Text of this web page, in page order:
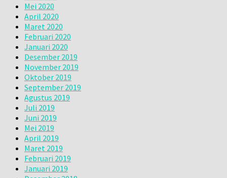
Mei 2020
April 2020
Maret 2020
Februari 2020
Januari 2020
Desember 2019
November 2019
Oktober 2019
September 2019
Agustus 2019
Juli 2019
Juni 2019
Mei 2019
April 2019
Maret 2019
Februari 2019
Januari 2019